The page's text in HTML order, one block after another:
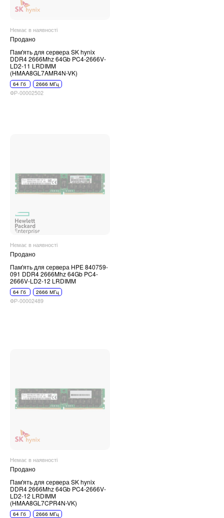
Немає в наявності
Продано
Пам'ять для сервера SK hynix
DDR4 2666Mhz 64Gb PC4-2666V-
LD2-11 LRDIMM
(HMAA8GL7AMR4N-VK)
64 Гб 2666 МГц
ФР-00002502
Немає в наявності
Продано
Пам'ять для сервера HPE 840759-
091 DDR4 2666Mhz 64Gb PC4-
2666V-LD2-12 LRDIMM
64 Гб 2666 МГц
ФР-00002489
Немає в наявності
Продано
Пам'ять для сервера SK hynix
DDR4 2666Mhz 64Gb PC4-2666V-
LD2-12 LRDIMM
(HMAA8GL7CPR4N-VK)
64 Гб 2666 МГц